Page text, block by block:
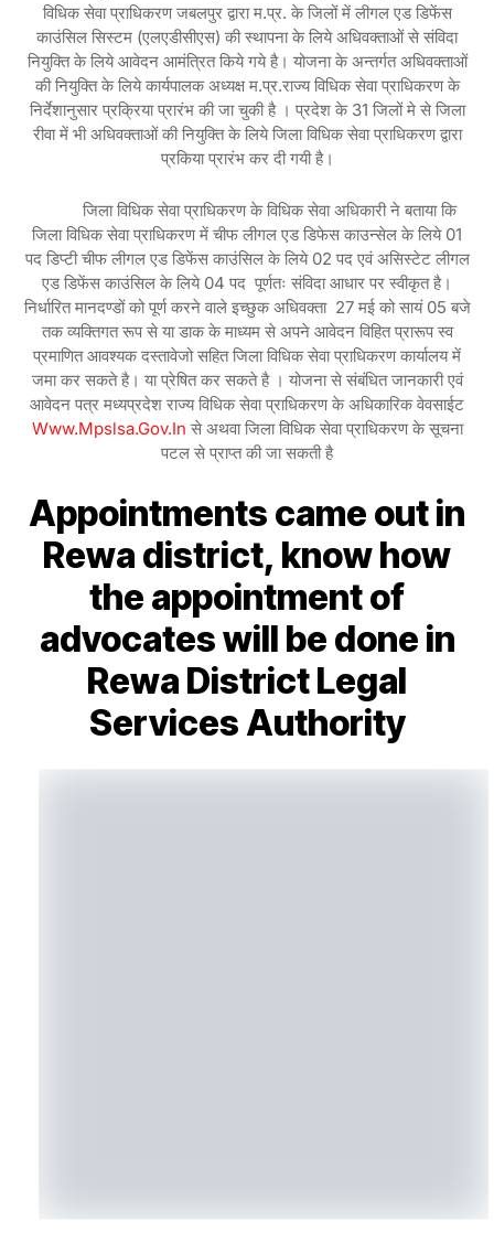
विधिक सेवा प्राधिकरण जबलपुर द्वारा म.प्र. के जिलों में लीगल एड डिफेंस
काउंसिल सिस्टम (एलएडीसीएस) की स्थापना के लिये अधिवक्ताओं से संविदा
नियुक्ति के लिये आवेदन आमंत्रित किये गये है। योजना के अन्तर्गत अधिवक्ताओं
की नियुक्ति के लिये कार्यपालक अध्यक्ष म.प्र.राज्य विधिक सेवा प्राधिकरण के
निर्देशानुसार प्रक्रिया प्रारंभ की जा चुकी है । प्रदेश के 31 जिलों मे से जिला
रीवा में भी अधिवक्ताओं की नियुक्ति के लिये जिला विधिक सेवा प्राधिकरण द्वारा
प्रकिया प्रारंभ कर दी गयी है।
जिला विधिक सेवा प्राधिकरण के विधिक सेवा अधिकारी ने बताया कि
जिला विधिक सेवा प्राधिकरण में चीफ लीगल एड डिफेस काउन्सेल के लिये 01
पद डिप्टी चीफ लीगल एड डिफेंस काउंसिल के लिये 02 पद एवं असिस्टेट लीगल
एड डिफेंस काउंसिल के लिये 04 पद पूर्णतः संविदा आधार पर स्वीकृत है।
निर्धारित मानदण्डों को पूर्ण करने वाले इच्छुक अधिवक्ता 27 मई को सायं 05 बजे
तक व्यक्तिगत रूप से या डाक के माध्यम से अपने आवेदन विहित प्रारूप स्व
प्रमाणित आवश्यक दस्तावेजो सहित जिला विधिक सेवा प्राधिकरण कार्यालय में
जमा कर सकते है। या प्रेषित कर सकते है । योजना से संबंधित जानकारी एवं
आवेदन पत्र मध्यप्रदेश राज्य विधिक सेवा प्राधिकरण के अधिकारिक वेवसाईट
Www.mpslsa.gov.in से अथवा जिला विधिक सेवा प्राधिकरण के सूचना
पटल से प्राप्त की जा सकती है
Appointments came out in
Rewa district, know how
the appointment of
advocates will be done in
Rewa District Legal
Services Authority